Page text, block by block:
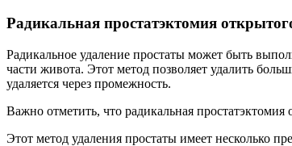
Радикальная простатэктомия
Радикальное удаление простаты может быть
части живота. Этот метод позволяет удалить
удаляется через промежность.
Важно отметить, что радикальная простатэктомия
Этот метод удаления простаты имеет несколько